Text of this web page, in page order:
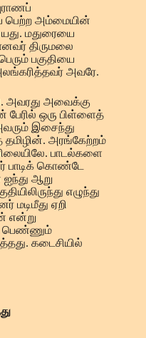
பெற்ற அம்மையின்
மதுரையை
திருமலை
பகுதியை
அவரே.
அவரது அவைக்கு
பேரில் ஒரு பிள்ளைத்
இசைந்து
தமிழின். அரங்கேற்றம்
பாடல்களை
பாடிக் கொண்டே
ஐந்து ஆறு
எழுந்து
மடிமீது ஏறி
என்று
பெண்ணும்
கடைசியில்